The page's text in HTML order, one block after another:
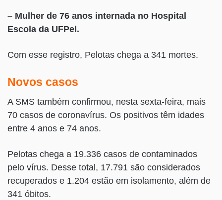
– Mulher de 76 anos internada no Hospital
Escola da UFPel.
Com esse registro, Pelotas chega a 341 mortes.
Novos casos
A SMS também confirmou, nesta sexta-feira, mais
70 casos de coronavírus. Os positivos têm idades
entre 4 anos e 74 anos.
Pelotas chega a 19.336 casos de contaminados
pelo vírus. Desse total, 17.791 são considerados
recuperados e 1.204 estão em isolamento, além de
341 óbitos.